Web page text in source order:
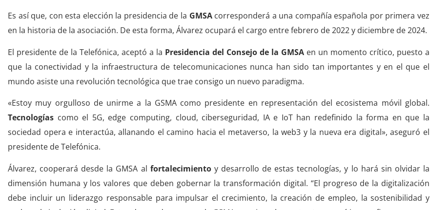
Es así que, con esta elección la presidencia de la GMSAcorresponderá a una compañía española por primera vez
en la historia de la asociación. De esta forma, Álvarez ocupará el cargo entre febrero de 2022 y diciembre de 2024.
El presidente de la Telefónica, aceptó a la Presidencia del Consejo de la GMSA en un momento crítico, puesto a
que la conectividad y la infraestructura de telecomunicaciones nunca han sido tan importantes y en el que el
mundo asiste una revolución tecnológica que trae consigo un nuevo paradigma.
«Estoy muy orgulloso de unirme a la GSMA como presidente en representación del ecosistema móvil global.
Tecnologías como el 5G, edge computing, cloud, ciberseguridad, IA e IoT han redefinido la forma en que la
sociedad opera e interactúa, allanando el camino hacia el metaverso, la web3 y la nueva era digital», aseguró el
presidente de Telefónica.
Álvarez, cooperará desde la GMSA al fortalecimientoy desarrollo de estas tecnologías, y lo hará sin olvidar la
dimensión humana y los valores que deben gobernar la transformación digital. “El progreso de la digitalización
debe incluir un liderazgo responsable para impulsar el crecimiento, la creación de empleo, la sostenibilidad y